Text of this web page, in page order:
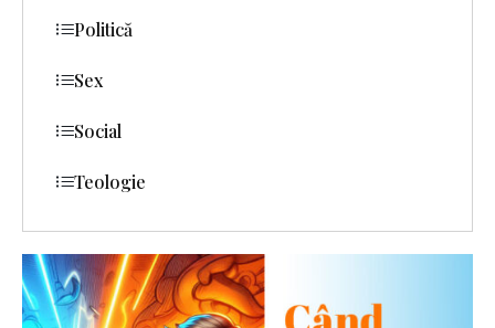
Politică
Sex
Social
Teologie